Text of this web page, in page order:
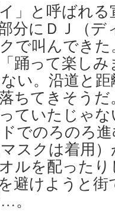
」と呼ばれる
分にＤＪ（
で叫んでき
踊って楽し
い。沿道と
ちてきそう
ていたじゃ
でのろのろ
スクは着用
ルを配った
避けようと
。